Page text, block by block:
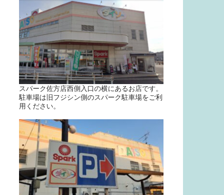
スパーク佐方店西側入口の横にあるお店です。
駐車場は旧フジシン側のスパーク駐車場をご利
用ください。